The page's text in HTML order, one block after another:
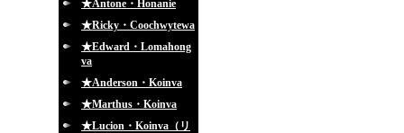
★Antone・Honanie
★Ricky・Coochwytewa
★Edward・Lomahong
va
★Anderson・Koinva
★Marthus・Koinva
★Lucion・Koinva（リ